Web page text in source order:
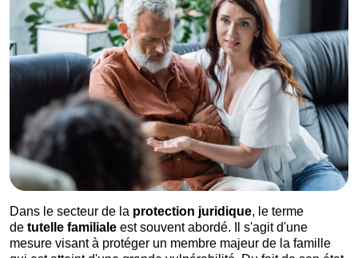
Dans le secteur de la protection juridique, le terme
de tutelle familiale est souvent abordé. Il s'agit d'une
mesure visant à protéger un membre majeur de la famille